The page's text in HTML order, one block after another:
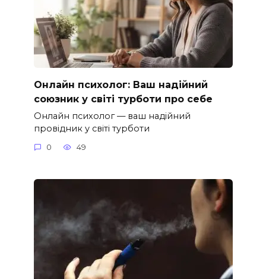
Онлайн психолог: Ваш надійний
союзник у світі турботи про себе
Онлайн психолог — ваш надійний
провідник у світі турботи
0 49